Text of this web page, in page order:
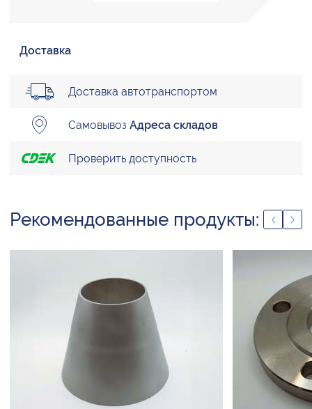
Доставка
Доставка автотранспортом
Самовывоз Адреса складов
Проверить доступность
Рекомендованные продукты: